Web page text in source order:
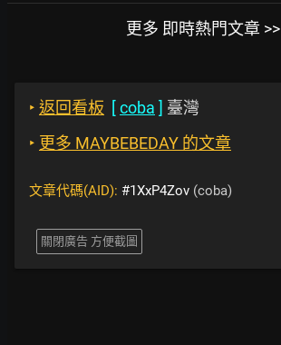
更多 即時熱門文章 >>
‣ 返回看板 [coba ] 臺灣
‣ 更多 MAYBEBEDAY 的文章
文章代碼(AID): #1XxP4Zov (coba)
關閉廣告 方便截圖